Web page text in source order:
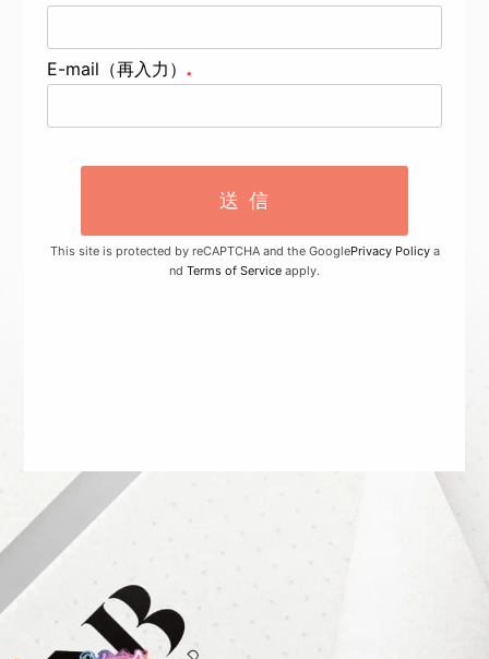
E-mail（再入力）
This site is protected by reCAPTCHA and the GooglePrivacy Policya
nd Terms of Service apply.